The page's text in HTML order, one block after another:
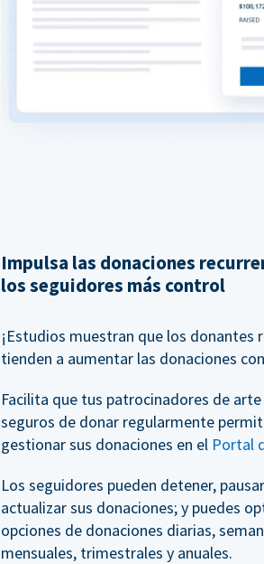
Impulsa las donaciones
los seguidores más control
¡Estudios muestran que los donantes
tienden a aumentar las donaciones
Facilita que tus patrocinadores de
seguros de donar regularmente
gestionar sus donaciones en el Portal
Los seguidores pueden detener,
actualizar sus donaciones; y puedes
opciones de donaciones diarias,
mensuales, trimestrales y anuales.